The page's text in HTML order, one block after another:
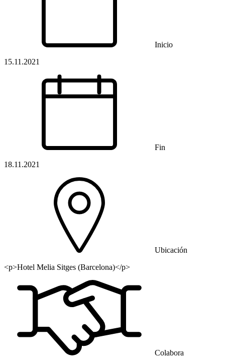
Inicio
15.11.2021
Fin
18.11.2021
Ubicación
<p>Hotel Melia Sitges (Barcelona)</p>
Colabora